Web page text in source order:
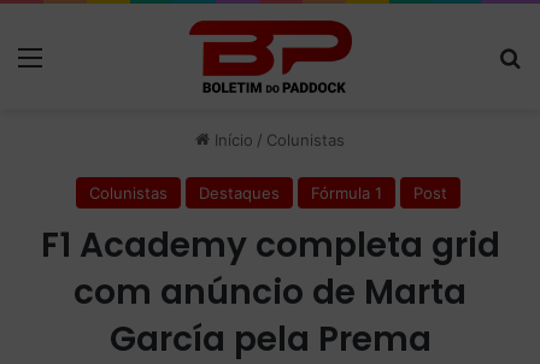
Início / Colunistas
Colunistas Destaques Fórmula 1 Post
F1 Academy completa grid
com anúncio de Marta
García pela Prema